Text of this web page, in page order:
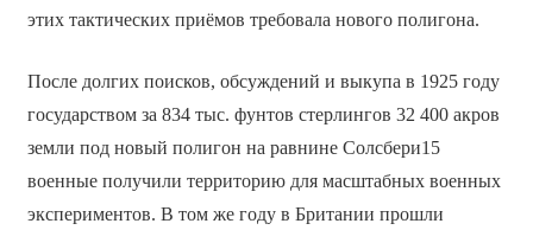
этих тактических приёмов требовала нового полигона.
После долгих поисков, обсуждений и выкупа в 1925 году
государством за 834 тыс. фунтов стерлингов 32 400 акров
земли под новый полигон на равнине Солсбери15
военные получили территорию для масштабных военных
экспериментов. В том же году в Британии прошли